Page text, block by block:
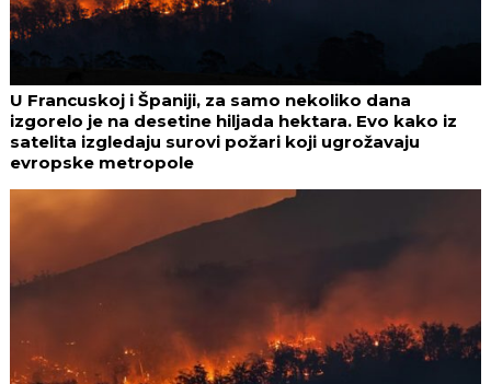
U Francuskoj i Španiji, za samo nekoliko dana
izgorelo je na desetine hiljada hektara. Evo kako iz
satelita izgledaju surovi požari koji ugrožavaju
evropske metropole